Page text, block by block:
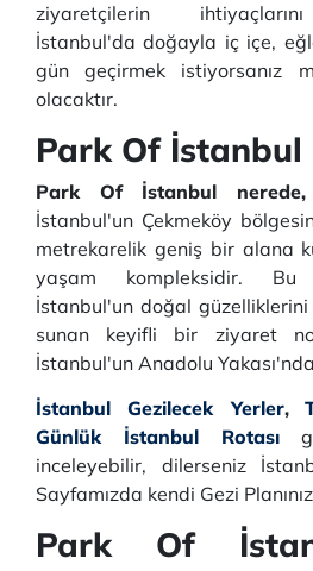
ziyaretçilerin
İstanbul'da doğayla iç içe,
gün geçirmek istiyorsanız
olacaktır.
Park Of İstanbul
Park Of İstanbul nerede,
İstanbul'un Çekmeköy
metrekarelik geniş bir alana
yaşam kompleksidir. Bu
İstanbul'un doğal
sunan keyifli bir ziyaret
İstanbul'un Anadolu
İstanbul Gezilecek Yerler,
Günlük İstanbul Rotası
inceleyebilir, dilerseniz
Sayfamızda kendi Gezi
Park Of